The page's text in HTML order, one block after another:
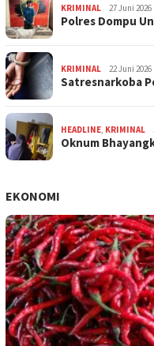
KRIMINAL 27 Juni 2026
Polres Dompu
KRIMINAL 22 Juni 2026
Satresnarkoba
HEADLINE, KRIMINAL
Oknum
EKONOMI